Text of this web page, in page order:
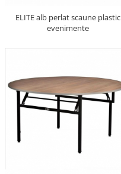
ELITE alb perlat scaune plastic
evenimente